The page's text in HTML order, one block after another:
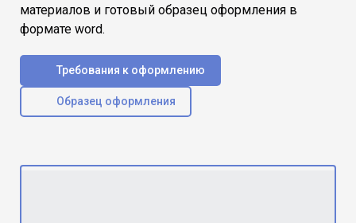
материалов и готовый образец оформления в
формате word.
Требования к оформлению
Образец оформления